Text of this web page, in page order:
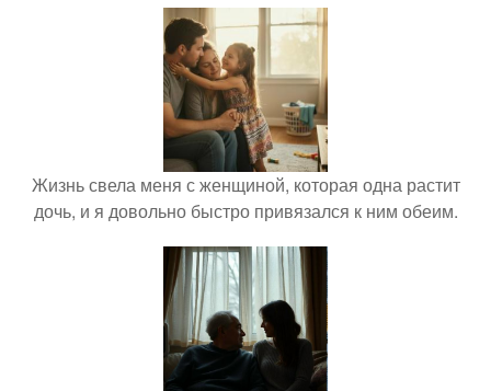
Жизнь свела меня с женщиной, которая одна растит
дочь, и я довольно быстро привязался к ним обеим.